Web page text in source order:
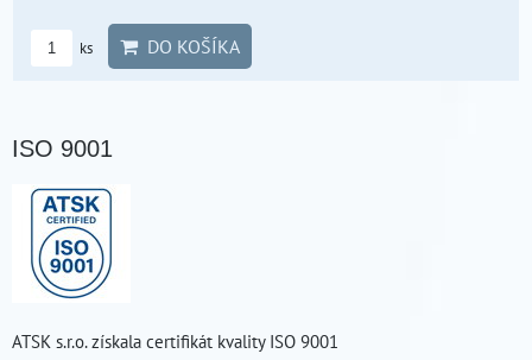
ks DO KOŠÍKA
ISO 9001
ATSK s.r.o. získala certifikát kvality ISO 9001